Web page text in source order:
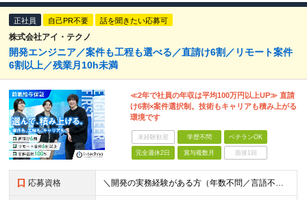
正社員 自己PR不要 話を聞きたい応募可
株式会社アイ・テクノ
開発エンジニア／案件も工程も選べる／直請け6割／リモート案件
6割以上／残業月10h未満
≪2年で社員の年収は平均100万円以上UP≫ 直請
け6割×案件選択制。技術もキャリアも積み上がる
環境です
未経験歓迎 学歴不問 ベテランOK
完全週休2日 賞与複数月 面接1回
応募資格 ＼開発の実務経験がある方（年数不問／言語不問）／ ■学歴不問／第二新卒歓迎 《こんなモヤモヤ、ありませんか？》 □単価が上がっても、給料に反映されなかった □案件を選べず、やらされ感がある □同じ